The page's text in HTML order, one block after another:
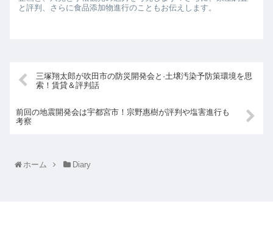
と評判、さらに食品添加物進行のこともお伝えします。
三塚翔太郎が吹田市の防災開発会と·土壌汚染予防策環境を思
索！賃貸＆評判話
前回の地震開発会は宇都宮市！宗野惠樹が評判や塩害進行も
考察
ホーム Diary